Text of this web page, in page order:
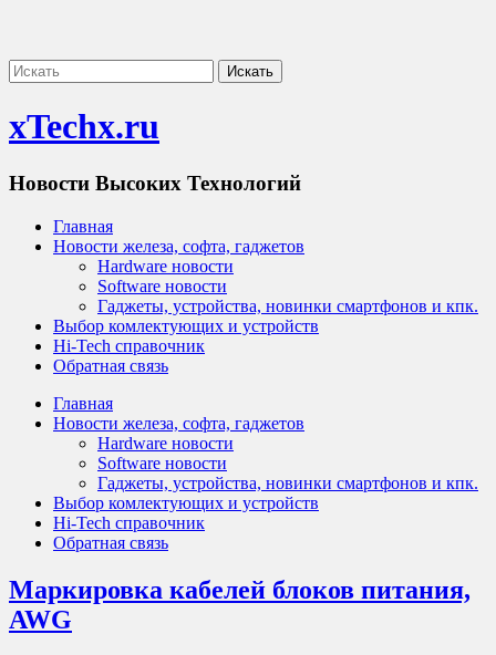
xTechx.ru
Новости Высоких Технологий
Главная
Новости железа, софта, гаджетов
Hardware новости
Software новости
Гаджеты, устройства, новинки смартфонов и кпк.
Выбор комлектующих и устройств
Hi-Tech справочник
Обратная связь
Главная
Новости железа, софта, гаджетов
Hardware новости
Software новости
Гаджеты, устройства, новинки смартфонов и кпк.
Выбор комлектующих и устройств
Hi-Tech справочник
Обратная связь
Маркировка кабелей блоков питания,
AWG